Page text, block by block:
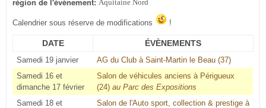
Aquitaine Nord
Calendrier sous réserve de modifications !
DATE ÉVÈNEMENTS
Samedi 19 janvier
AG du Club à Saint-Martin le Beau (37)
Samedi 16 et
dimanche 17 février
Salon de véhicules anciens à Périgueux
(24) au Parc des Expositions
Samedi 18 et
Salon de l'Auto sport, collection & prestige à